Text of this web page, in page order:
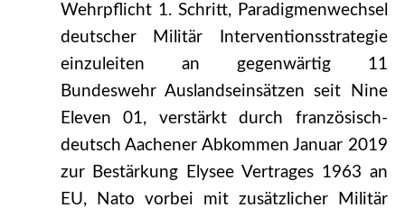
Wehrpflicht 1. Schritt, Paradigmenwechsel
deutscher Militär Interventionsstrategie
einzuleiten an gegenwärtig 11
Bundeswehr Auslandseinsätzen seit Nine
Eleven 01, verstärkt durch französisch-
deutsch Aachener Abkommen Januar 2019
zur Bestärkung Elysee Vertrages 1963 an
EU, Nato vorbei mit zusätzlicher Militär